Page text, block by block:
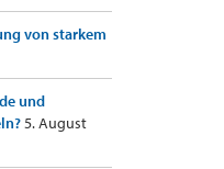
von starkem
und
5. August